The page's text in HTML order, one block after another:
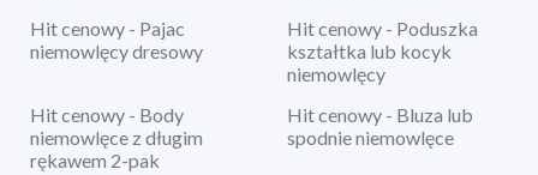
Hit cenowy - Pajac
niemowlęcy dresowy
Hit cenowy - Poduszka
kształtka lub kocyk
niemowlęcy
Hit cenowy - Body
niemowlęce z długim
rękawem 2-pak
Hit cenowy - Bluza lub
spodnie niemowlęce